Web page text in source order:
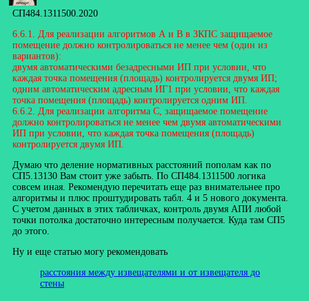
СП484.1311500.2020
6.6.1. Для реализации алгоритмов А и В в ЗКПС защищаемое
помещение должно контролироваться не менее чем (один из
вариантов):
двумя автоматическими безадресными ИП при условии, что
каждая точка помещения (площадь) контролируется двумя ИП;
одним автоматическим адресным ИГ1 при условии, что каждая
точка помещения (площадь) контролируется одним ИП.
6.6.2. Для реализации алгоритма С, защищаемое помещение
должно контролироваться не менее чем двумя автоматическими
ИП при условии, что каждая точка помещения (площадь)
контролируется двумя ИП.
Думаю что деление нормативных расстояний пополам как по
СП5.13130 Вам стоит уже забыть. По СП484.1311500 логика
совсем иная. Рекомендую перечитать еще раз внимательнее про
алгоритмы и плюс проштудировать табл. 4 и 5 нового документа.
С учетом данных в этих табличках, контроль двумя АПИ любой
точки потолка достаточно интересным получается. Куда там СП5
до этого.
Ну и еще статью могу рекомендовать
расстояния между извещателями и от извещателя до
стены